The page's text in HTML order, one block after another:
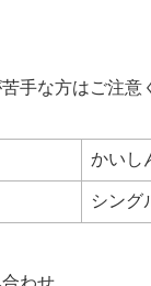
手な方はご注意
かいし
シング